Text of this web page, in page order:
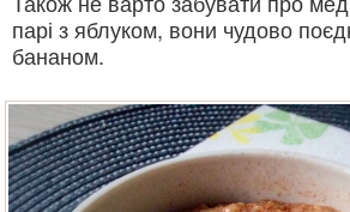
парі з яблуком, вони чудово
бананом.